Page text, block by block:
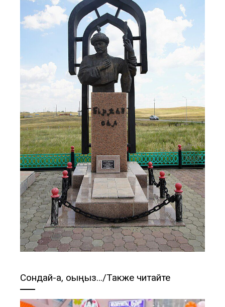
Сондай-ақ, оқыңыз…/Также читайте